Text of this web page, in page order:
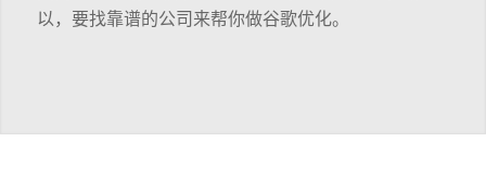
以，要找靠谱的公司来帮你做谷歌优化。